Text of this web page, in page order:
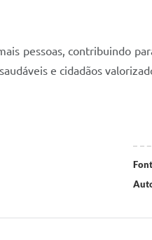
pessoas, contribuindo
e cidadãos